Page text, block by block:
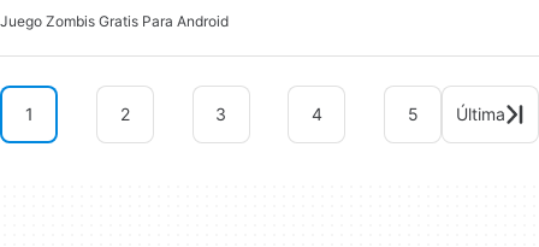
Juego Zombis Gratis Para Android
1 2 3 4 5 Última